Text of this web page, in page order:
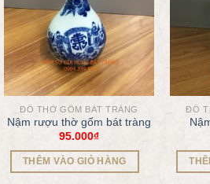
ĐỒ THỜ GỐM BÁT TRÀNG
Nậm rượu thờ gốm bát tràng
95.000₫
THÊM VÀO GIỎ HÀNG
ĐỒ